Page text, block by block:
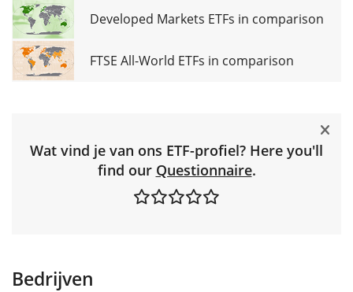
Developed Markets ETFs in comparison
FTSE All-World ETFs in comparison
Wat vind je van ons ETF-profiel? Here you'll
find our Questionnaire.
Bedrijven